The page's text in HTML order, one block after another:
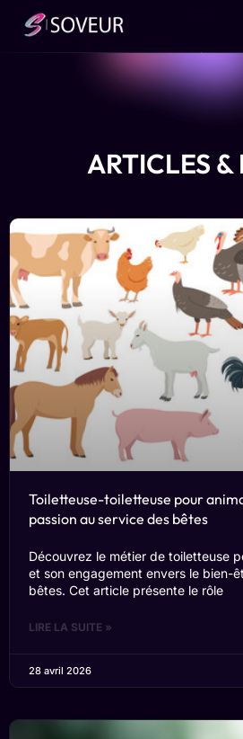
ARTICLES &
Toiletteuse-toiletteuse pour
passion au service des bêtes
Découvrez le métier de toiletteuse
et son engagement envers le bien-
bêtes. Cet article présente le rôle
LIRE LA SUITE »
28 avril 2026